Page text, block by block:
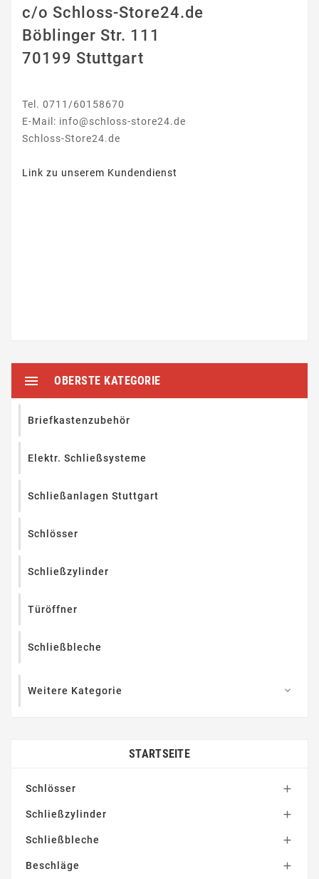
c/o Schloss-Store24.de
Böblinger Str. 111
70199 Stuttgart
Tel. 0711/60158670
E-Mail: info@schloss-store24.de
Schloss-Store24.de
Link zu unserem Kundendienst
OBERSTE KATEGORIE

Briefkastenzubehör
Elektr. Schließsysteme
Schließanlagen Stuttgart
Schlösser
Schließzylinder
Türöffner
Schließbleche
Weitere Kategorie 
STARTSEITE
Schlösser 
Schließzylinder 
Schließbleche 
Beschläge 